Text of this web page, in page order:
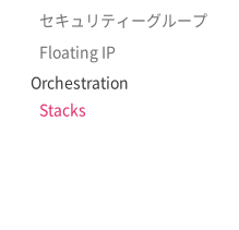
セキュリティーグループ
Floating IP
Orchestration
Stacks